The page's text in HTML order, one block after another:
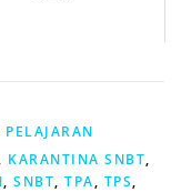
PELAJARAN
KARANTINA SNBT,
, SNBT, TPA, TPS,